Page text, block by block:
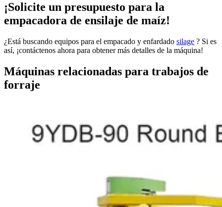
¡Solicite un presupuesto para la
empacadora de ensilaje de maíz!
¿Está buscando equipos para el empacado y enfardado silage ? Si es
así, ¡contáctenos ahora para obtener más detalles de la máquina!
Máquinas relacionadas para trabajos de
forraje